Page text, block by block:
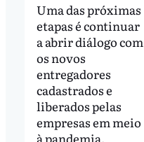
Uma das próximas
etapas é continuar
a abrir diálogo com
os novos
entregadores
cadastrados e
liberados pelas
empresas em meio
à pandemia,